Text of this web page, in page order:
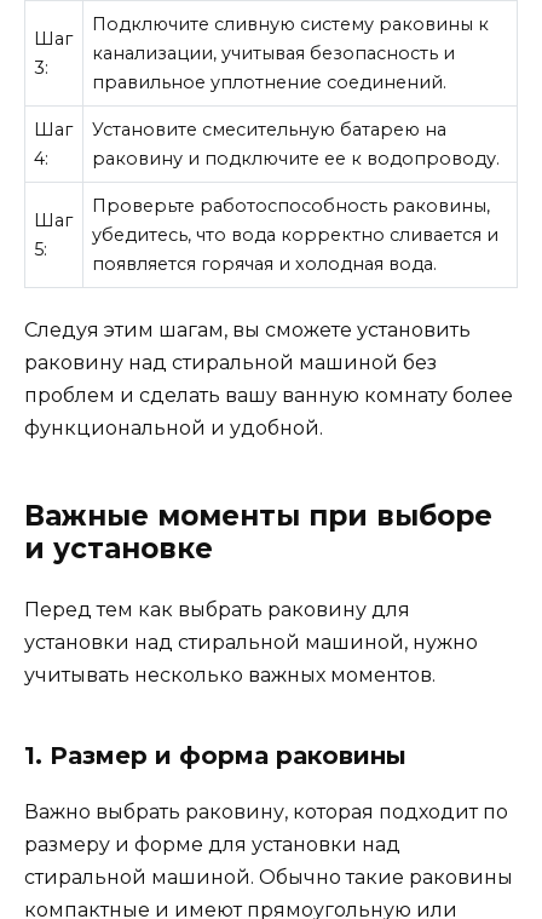
Шаг
3:
Подключите сливную систему раковины к
канализации, учитывая безопасность и
правильное уплотнение соединений.
Шаг
4:
Установите смесительную батарею на
раковину и подключите ее к водопроводу.
Шаг
5:
Проверьте работоспособность раковины,
убедитесь, что вода корректно сливается и
появляется горячая и холодная вода.
Следуя этим шагам, вы сможете установить
раковину над стиральной машиной без
проблем и сделать вашу ванную комнату более
функциональной и удобной.
Важные моменты при выборе
и установке
Перед тем как выбрать раковину для
установки над стиральной машиной, нужно
учитывать несколько важных моментов.
1. Размер и форма раковины
Важно выбрать раковину, которая подходит по
размеру и форме для установки над
стиральной машиной. Обычно такие раковины
компактные и имеют прямоугольную или